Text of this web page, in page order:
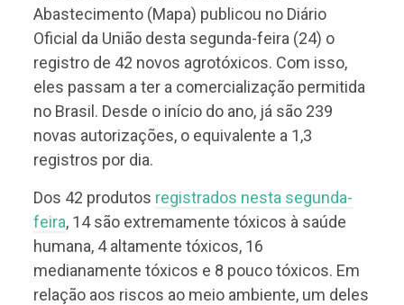
Abastecimento (Mapa) publicou no Diário
Oficial da União desta segunda-feira (24) o
registro de 42 novos agrotóxicos. Com isso,
eles passam a ter a comercialização permitida
no Brasil. Desde o início do ano, já são 239
novas autorizações, o equivalente a 1,3
registros por dia.
Dos 42 produtos registrados nesta segunda-
feira, 14 são extremamente tóxicos à saúde
humana, 4 altamente tóxicos, 16
medianamente tóxicos e 8 pouco tóxicos. Em
relação aos riscos ao meio ambiente, um deles